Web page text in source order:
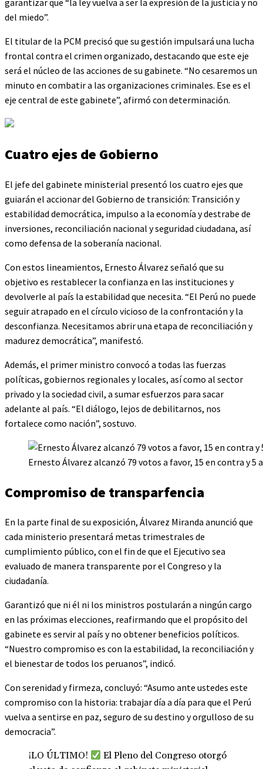
del miedo”.
El titular de la PCM precisó que su gestión impulsará una lucha
frontal contra el crimen organizado, destacando que este eje
será el núcleo de las acciones de su gabinete. “No cesaremos un
minuto en combatir a las organizaciones criminales. Ese es el
eje central de este gabinete”, afirmó con determinación.
Cuatro ejes de Gobierno
El jefe del gabinete ministerial presentó los cuatro ejes que
guiarán el accionar del Gobierno de transición: Transición y
estabilidad democrática, impulso a la economía y destrabe de
inversiones, reconciliación nacional y seguridad ciudadana, así
como defensa de la soberanía nacional.
Con estos lineamientos, Ernesto Álvarez señaló que su
objetivo es restablecer la confianza en las instituciones y
devolverle al país la estabilidad que necesita. “El Perú no puede
seguir atrapado en el círculo vicioso de la confrontación y la
desconfianza. Necesitamos abrir una etapa de reconciliación y
madurez democrática”, manifestó.
Además, el primer ministro convocó a todas las fuerzas
políticas, gobiernos regionales y locales, así como al sector
privado y la sociedad civil, a sumar esfuerzos para sacar
adelante al país. “El diálogo, lejos de debilitarnos, nos
fortalece como nación”, sostuvo.
Ernesto Álvarez alcanzó 79 votos a favor, 15 en contra y
Compromiso de transparfencia
En la parte final de su exposición, Álvarez Miranda anunció que
cada ministerio presentará metas trimestrales de
cumplimiento público, con el fin de que el Ejecutivo sea
evaluado de manera transparente por el Congreso y la
ciudadanía.
Garantizó que ni él ni los ministros postularán a ningún cargo
en las próximas elecciones, reafirmando que el propósito del
gabinete es servir al país y no obtener beneficios políticos.
“Nuestro compromiso es con la estabilidad, la reconciliación y
el bienestar de todos los peruanos”, indicó.
Con serenidad y firmeza, concluyó: “Asumo ante ustedes este
compromiso con la historia: trabajar día a día para que el Perú
vuelva a sentirse en paz, seguro de su destino y orgulloso de su
democracia”.
¡LO ÚLTIMO!
El Pleno del Congreso otorgó